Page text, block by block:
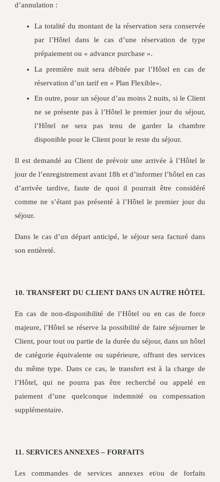
d’annulation :
La totalité du montant de la réservation sera conservée
par l’Hôtel dans le cas d’une réservation de type
prépaiement ou « advance purchase ».
La première nuit sera débitée par l’Hôtel en cas de
réservation d’un tarif en « Plan Flexible».
En outre, pour un séjour d’au moins 2 nuits, si le Client
ne se présente pas à l’Hôtel le premier jour du séjour,
l’Hôtel ne sera pas tenu de garder la chambre
disponible pour le Client pour le reste du séjour.
Il est demandé au Client de prévoir une arrivée à l’Hôtel le
jour de l’enregistrement avant 18h et d’informer l’hôtel en cas
d’arrivée tardive, faute de quoi il pourrait être considéré
comme ne s’étant pas présenté à l’Hôtel le premier jour du
séjour.
Dans le cas d’un départ anticipé, le séjour sera facturé dans
son entièreté.
10. TRANSFERT DU CLIENT DANS UN AUTRE HÔTEL
En cas de non-disponibilité de l’Hôtel ou en cas de force
majeure, l’Hôtel se réserve la possibilité de faire séjourner le
Client, pour tout ou partie de la durée du séjour, dans un hôtel
de catégorie équivalente ou supérieure, offrant des services
du même type. Dans ce cas, le transfert est à la charge de
l’Hôtel, qui ne pourra pas être recherché ou appelé en
paiement d’une quelconque indemnité ou compensation
supplémentaire.
11. SERVICES ANNEXES – FORFAITS
Les commandes de services annexes et/ou de forfaits